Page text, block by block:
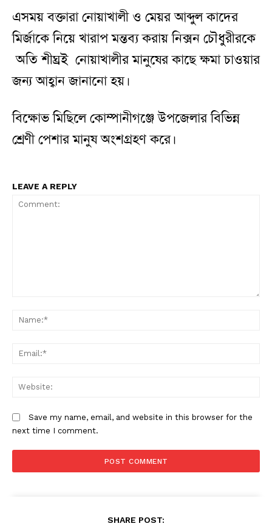
এসময় বক্তারা নোয়াখালী ও মেয়র আব্দুল কাদের
মির্জাকে নিয়ে খারাপ মন্তব্য করায় নিক্সন চৌধুরীরকে
অতি শীঘ্রই নোয়াখালীর মানুষের কাছে ক্ষমা চাওয়ার
জন্য আহ্বান জানানো হয়।
বিক্ষোভ মিছিলে কোম্পানীগঞ্জে উপজেলার বিভিন্ন
শ্রেণী পেশার মানুষ অংশগ্রহণ করে।
LEAVE A REPLY
Save my name, email, and website in this browser for the
next time I comment.
SHARE POST: